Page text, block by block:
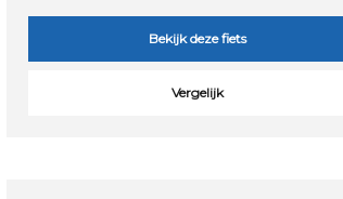
Bekijk deze fiets
Vergelijk